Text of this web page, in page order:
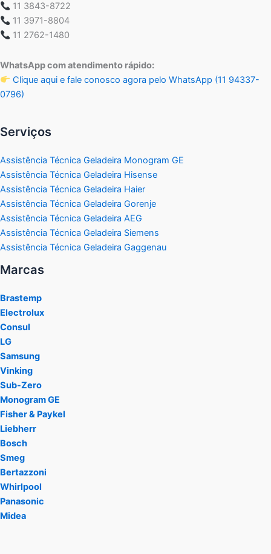
11 3843-8722
11 3971-8804
11 2762-1480
WhatsApp com atendimento rápido:
Clique aqui e fale conosco agora pelo WhatsApp (11 94337-
0796)
Serviços
Assistência Técnica Geladeira Monogram GE
Assistência Técnica Geladeira Hisense
Assistência Técnica Geladeira Haier
Assistência Técnica Geladeira Gorenje
Assistência Técnica Geladeira AEG
Assistência Técnica Geladeira Siemens
Assistência Técnica Geladeira Gaggenau
Marcas
Brastemp
Electrolux
Consul
LG
Samsung
Vinking
Sub-Zero
Monogram GE
Fisher & Paykel
Liebherr
Bosch
Smeg
Bertazzoni
Whirlpool
Panasonic
Midea